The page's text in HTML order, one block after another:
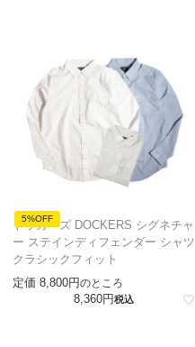
5%OFF
ドッカーズ DOCKERS シグネチャ
ー ステインディフェンダー シャツ
クラシックフィット
定価 8,800 のところ
8,360 税込